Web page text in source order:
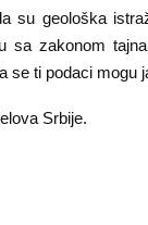
su geološka
sa zakonom
se ti podaci mogu
Srbije.